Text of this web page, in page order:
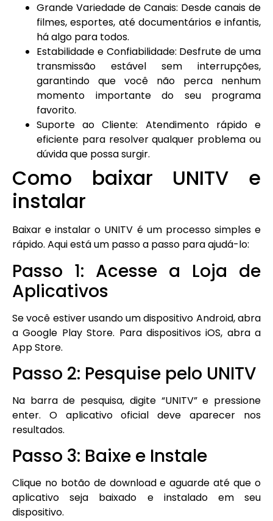
Grande Variedade de Canais: Desde canais de
filmes, esportes, até documentários e infantis,
há algo para todos.
Estabilidade e Confiabilidade: Desfrute de uma
transmissão estável sem interrupções,
garantindo que você não perca nenhum
momento importante do seu programa
favorito.
Suporte ao Cliente: Atendimento rápido e
eficiente para resolver qualquer problema ou
dúvida que possa surgir.
Como baixar UNITV e
instalar
Baixar e instalar o UNITV é um processo simples e
rápido. Aqui está um passo a passo para ajudá-lo:
Passo 1: Acesse a Loja de
Aplicativos
Se você estiver usando um dispositivo Android, abra
a Google Play Store. Para dispositivos iOS, abra a
App Store.
Passo 2: Pesquise pelo UNITV
Na barra de pesquisa, digite “UNITV” e pressione
enter. O aplicativo oficial deve aparecer nos
resultados.
Passo 3: Baixe e Instale
Clique no botão de download e aguarde até que o
aplicativo seja baixado e instalado em seu
dispositivo.